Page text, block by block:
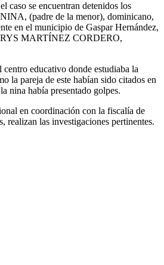
caso se encuentran detenidos los
(padre de la menor), dominicano,
en el municipio de Gaspar Hernández,
MARTÍNEZ CORDERO,
centro educativo donde estudiaba la
la pareja de este habían sido citados en
nina había presentado golpes.
en coordinación con la fiscalía de
realizan las investigaciones pertinentes.